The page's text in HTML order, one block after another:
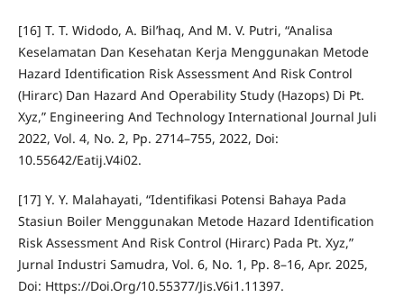
[16] T. T. Widodo, A. Bil’haq, And M. V. Putri, “Analisa
Keselamatan Dan Kesehatan Kerja Menggunakan Metode
Hazard Identification Risk Assessment And Risk Control
(Hirarc) Dan Hazard And Operability Study (Hazops) Di Pt.
Xyz,” Engineering And Technology International Journal Juli
2022, Vol. 4, No. 2, Pp. 2714–755, 2022, Doi:
10.55642/Eatij.V4i02.
[17] Y. Y. Malahayati, “Identifikasi Potensi Bahaya Pada
Stasiun Boiler Menggunakan Metode Hazard Identification
Risk Assessment And Risk Control (Hirarc) Pada Pt. Xyz,”
Jurnal Industri Samudra, Vol. 6, No. 1, Pp. 8–16, Apr. 2025,
Doi: Https://Doi.Org/10.55377/Jis.V6i1.11397.